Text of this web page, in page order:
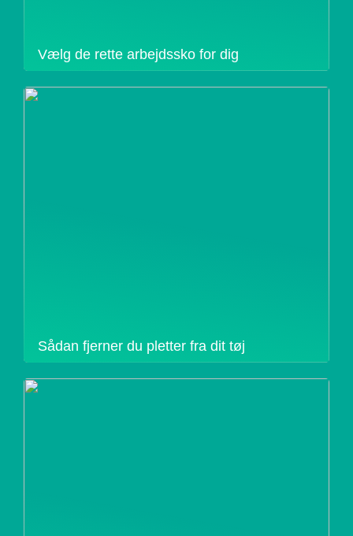
Vælg de rette arbejdssko for dig
Sådan fjerner du pletter fra dit tøj